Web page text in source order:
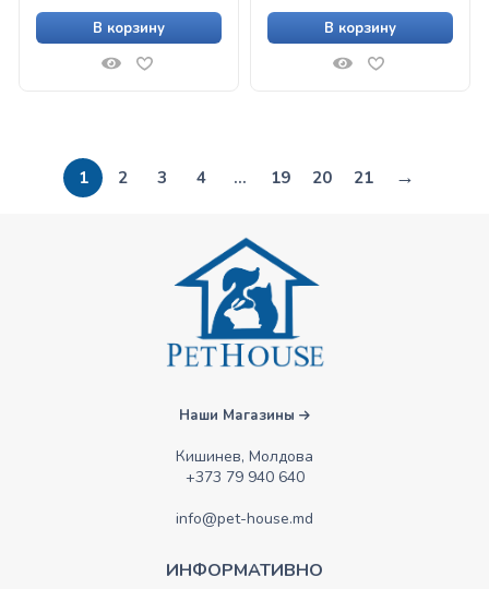
В корзину В корзину
1 2 3 4 … 19 20 21 →
Наши Магазины
Кишинев, Молдова
+373 79 940 640
info@pet-house.md
ИНФОРМАТИВНО